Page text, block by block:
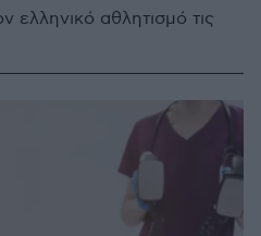
ελληνικό αθλητισμό τις